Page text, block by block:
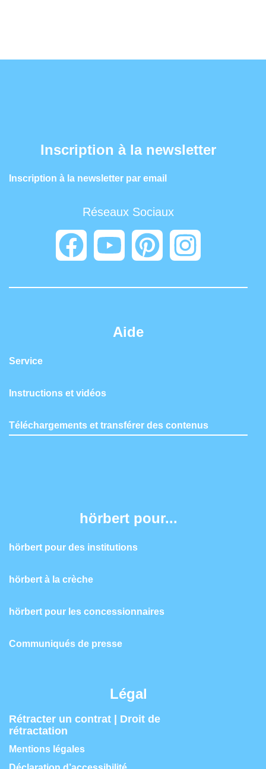
Inscription à la newsletter
Inscription à la newsletter par email
Réseaux Sociaux
Aide
Service
Instructions et vidéos
Téléchargements et transférer des contenus
hörbert pour...
hörbert pour des institutions
hörbert à la crèche
hörbert pour les concessionnaires
Communiqués de presse
Légal
Rétracter un contrat | Droit de
rétractation
Mentions légales